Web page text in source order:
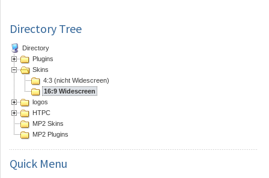
Directory Tree
Directory
Plugins
Skins
4:3 (nicht Widescreen)
16:9 Widescreen
logos
HTPC
MP2 Skins
MP2 Plugins
Quick Menu